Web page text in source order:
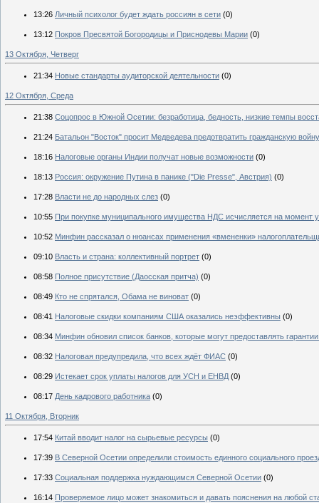
13:26 Личный психолог будет ждать россиян в сети (0)
13:12 Покров Пресвятой Богородицы и Приснодевы Марии (0)
13 Октября, Четверг
21:34 Новые стандарты аудиторской деятельности (0)
12 Октября, Среда
21:38 Соцопрос в Южной Осетии: безработица, бедность, низкие темпы
21:24 Батальон "Восток" просит Медведева предотвратить гражданскую
18:16 Налоговые органы Индии получат новые возможности (0)
18:13 Россия: окружение Путина в панике ("Die Presse", Австрия) (0)
17:28 Власти не до народных слез (0)
10:55 При покупке муниципального имущества НДС исчисляется на момент
10:52 Минфин рассказал о нюансах применения «вмененки»
09:10 Власть и страна: коллективный портрет (0)
08:58 Полное присутствие (Даосская притча) (0)
08:49 Кто не спрятался, Обама не виноват (0)
08:41 Налоговые скидки компаниям США оказались неэффективны (0)
08:34 Минфин обновил список банков, которые могут предоставлять
08:32 Налоговая предупредила, что всех ждёт ФИАС (0)
08:29 Истекает срок уплаты налогов для УСН и ЕНВД (0)
08:17 День кадрового работника (0)
11 Октября, Вторник
17:54 Китай вводит налог на сырьевые ресурсы (0)
17:39 В Северной Осетии определили стоимость единного социального
17:33 Социальная поддержка нуждающимся Северной Осетии (0)
16:14 Проверяемое лицо может знакомиться и давать пояснения на любой